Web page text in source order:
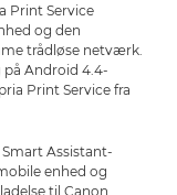
Print Service
og den
trådløse netværk.
Android 4.4-
Print Service fra
Assistant-
enhed og
til Canon